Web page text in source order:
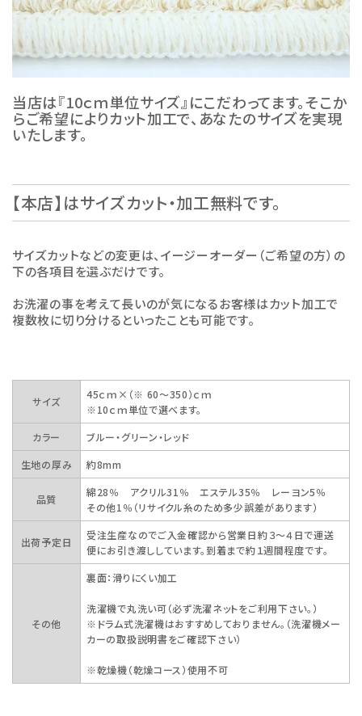
当店は『10ｃｍ単位サイズ』にこだわってます。そこか
らご希望によりカット加工で、あなたのサイズを実現
いたします。
【本店】はサイズカット・加工無料です。
サイズカットなどの変更は、イージーオーダー（ご希望の方）の
下の各項目を選ぶだけです。
お洗濯の事を考えて長いのが気になるお客様はカット加工で
複数枚に切り分けるといったことも可能です。
サイズ
45ｃｍ×（※ 60～350）ｃｍ
※10ｃｍ単位で選べます。
カラー
ブルー・グリーン・レッド
生地の厚み
約8mm
品質
綿28％ アクリル31％ エステル35％ レーヨン5％
その他1％（リサイクル糸のため多少誤差があります）
出荷予定日
受注生産なのでご入金確認から営業日約３～４日で運送
便にお引き渡ししています。到着まで約１週間程度です。
その他
裏面：滑りにくい加工
洗濯機で丸洗い可（必ず洗濯ネットをご利用下さい。）
※ドラム式洗濯機はおすすめしておりません。（洗濯機メー
カーの取扱説明書をご確認下さい）
※乾燥機（乾燥コース）使用不可